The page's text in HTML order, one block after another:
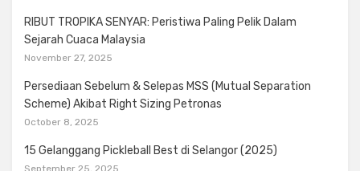
RIBUT TROPIKA SENYAR: Peristiwa Paling Pelik Dalam
Sejarah Cuaca Malaysia
November 27, 2025
Persediaan Sebelum & Selepas MSS (Mutual Separation
Scheme) Akibat Right Sizing Petronas
October 8, 2025
15 Gelanggang Pickleball Best di Selangor (2025)
September 25, 2025